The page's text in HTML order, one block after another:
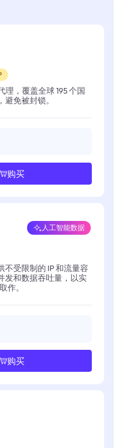
理，覆盖全球 195 个国
免被封锁。
购买
人工智能数据
不受限制的 IP 和流量容
发和数据吞吐量，以实
作。
购买